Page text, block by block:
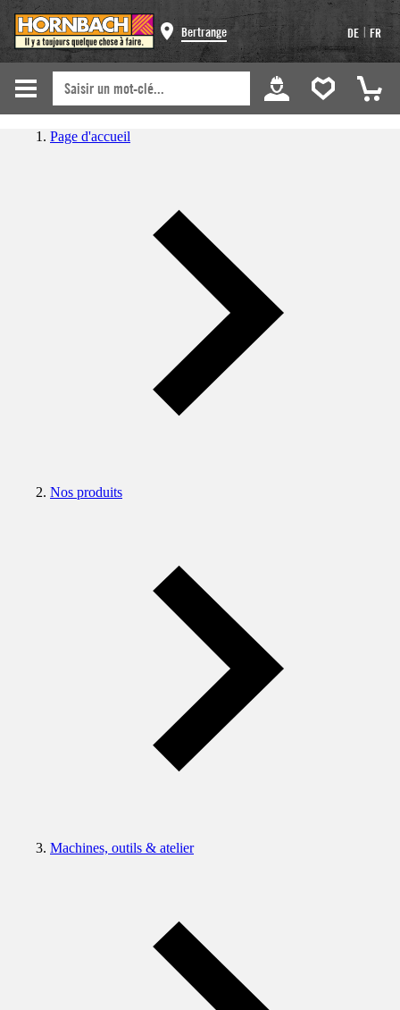
Bertrange DE | FR
Page d'accueil
Nos produits
Machines, outils & atelier